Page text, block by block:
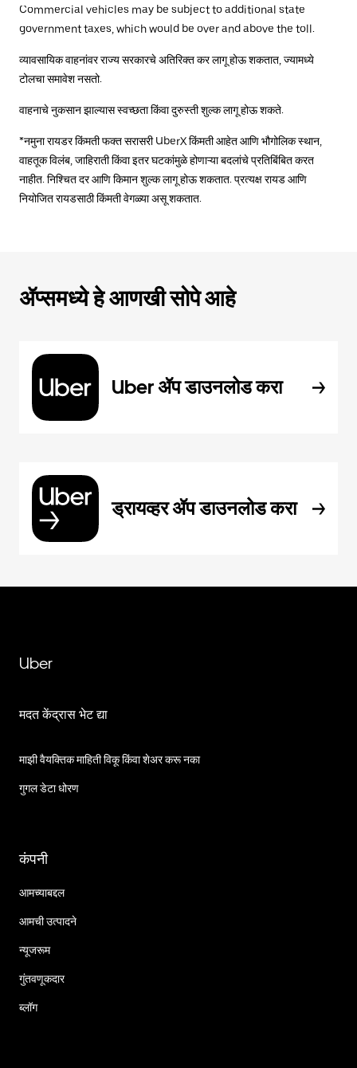
Commercial vehicles may be subject to additional state
government taxes, which would be over and above the toll.
व्यावसायिक वाहनांवर राज्य सरकारचे अतिरिक्त कर लागू होऊ शकतात, ज्यामध्ये
टोलचा समावेश नसतो.
वाहनाचे नुकसान झाल्यास स्वच्छता किंवा दुरुस्ती शुल्क लागू होऊ शकते.
*नमुना रायडर किंमती फक्त सरासरी UberX किंमती आहेत आणि भौगोलिक स्थान,
वाहतूक विलंब, जाहिराती किंवा इतर घटकांमुळे होणाऱ्या बदलांचे प्रतिबिंबित करत
नाहीत. निश्चित दर आणि किमान शुल्क लागू होऊ शकतात. प्रत्यक्ष रायड आणि
नियोजित रायडसाठी किंमती वेगळ्या असू शकतात.
ॲप्समध्ये हे आणखी सोपे आहे
Uber ॲप डाउनलोड करा
ड्रायव्हर ॲप डाउनलोड करा
Uber
मदत केंद्रास भेट द्या
माझी वैयक्तिक माहिती विकू किंवा शेअर करू नका
गुगल डेटा धोरण
कंपनी
आमच्याबद्दल
आमची उत्पादने
न्यूजरूम
गुंतवणूकदार
ब्लॉग